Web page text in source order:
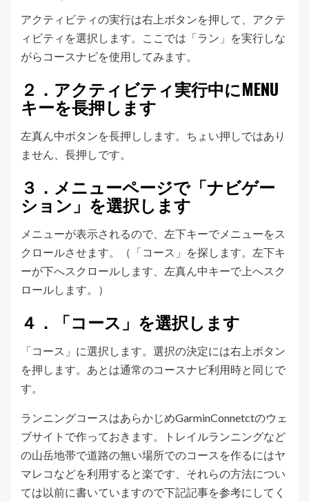
アクティビティの実行は右上ボタンを押して、アクテ
ィビティを選択します。ここでは「ラン」を実行しな
がらコースナビを使用してみます。
２．アクティビティ実行中にMENU
キーを長押します
左真ん中ボタンを長押しします。ちょい押しではあり
ません、長押しです。
３．メニューページで「ナビゲー
ション」を選択します
メニューが表示されるので、左下キーでメニューをス
クロールさせます。（「コース」を探します。左下キ
ーが下へスクロールします、左真ん中キーで上へスク
ロールします。）
４．「コース」を選択します
「コース」に選択します。選択の決定には右上ボタン
を押します。あとは通常のコースナビ利用時と同じで
す。
ランニングコースはあらかじめGarminConnetctのウェ
ブサイトで作っておきます。トレイルランニングなど
の山岳地帯で道路の無い場所でのコースを作るにはヤ
マレコなどを利用すると楽です、それらの方法につい
ては以前に書いていますので下記記事を参考にしてく